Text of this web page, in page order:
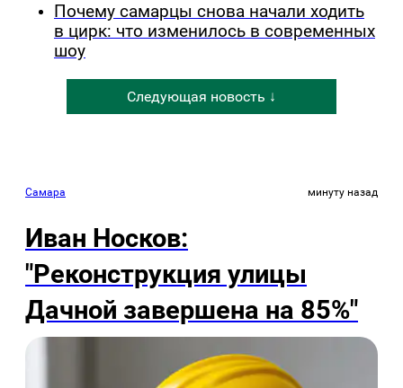
Почему самарцы снова начали ходить
в цирк: что изменилось в современных
шоу
Следующая новость ↓
Самара минуту назад
Иван Носков:
"Реконструкция улицы
Дачной завершена на 85%"